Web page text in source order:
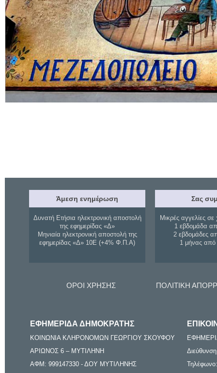
Άμεση ενημέρωση
Δυνατή Ετήσια ηλεκτρονική αποστολή
της εφημερίδας «Δ»
Μηνιαία ηλεκτρονική αποστολή της
εφημερίδας «Δ» 10Ε (+4% Φ.Π.Α)
Σας
Μικρές αγγελίες σε
1 εβδομάδα
2 εβδομάδες
1 μήνας
ΟΡΟΙ ΧΡΗΣΗΣ ΠΟΛΙΤΙΚΗ
ΕΦΗΜΕΡΙΔΑ ΔΗΜΟΚΡΑΤΗΣ
ΚΟΙΝΩΝΙΑ ΚΛΗΡΟΝΟΜΩΝ ΓΕΩΡΓΙΟΥ ΣΚΟΥΦΟΥ
ΑΡΙΩΝΟΣ 6 – ΜΥΤΙΛΗΝΗ
ΑΦΜ: 999147330 - ΔΟΥ ΜΥΤΙΛΗΝΗΣ